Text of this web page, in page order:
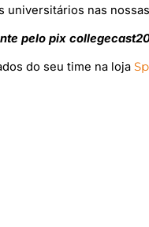
universitários nas
pelo pix
do seu time na loja